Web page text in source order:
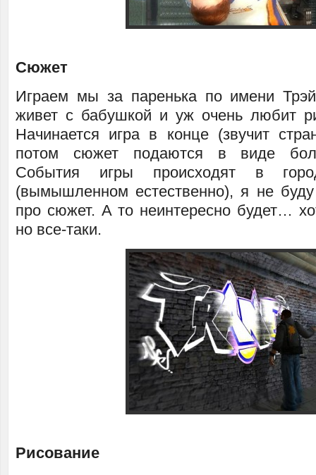
Сюжет
Играем мы за паренька по имени
живет с бабушкой и уж очень любит
Начинается игра в конце (звучит
потом сюжет подаются в виде
События игры происходят в
(вымышленном естественно), я не
про сюжет. А то неинтересно будет…
но все-таки.
Рисование